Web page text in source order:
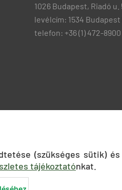
1026 Budapest, Riadó u.
levélcím: 1534 Budapest
telefon: +36 (1) 472-8900
(szükséges sütik)
tájékoztatónkat.